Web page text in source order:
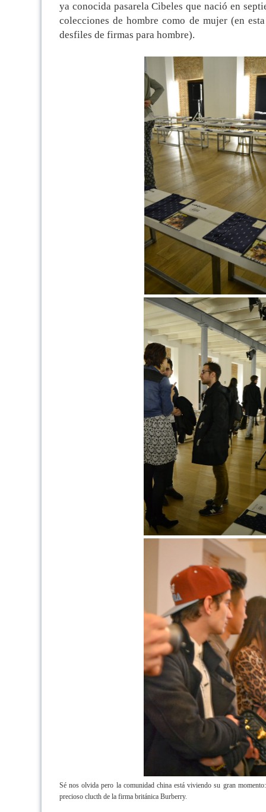
ya conocida pasarela Cibeles que nació en
colecciones de hombre como de mujer (en
desfiles de firmas para hombre).
Sé nos olvida pero la comunidad china está viviendo su gran
precioso clucth de la firma británica Burberry.